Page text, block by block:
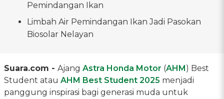
Pemindangan Ikan
Limbah Air Pemindangan Ikan Jadi Pasokan
Biosolar Nelayan
Suara.com - Ajang Astra Honda Motor (AHM ) Best
Student atau AHM Best Student 2025 menjadi
panggung inspirasi bagi generasi muda untuk